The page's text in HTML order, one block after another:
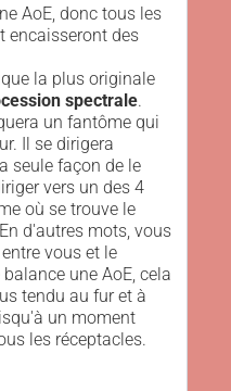
AoE, donc tous les
encaisseront des
la plus originale
spectrale.
un fantôme qui
Il se dirigera
seule façon de le
vers un des 4
où se trouve le
d'autres mots, vous
vous et le
une AoE, cela
tendu au fur et à
un moment
les réceptacles.